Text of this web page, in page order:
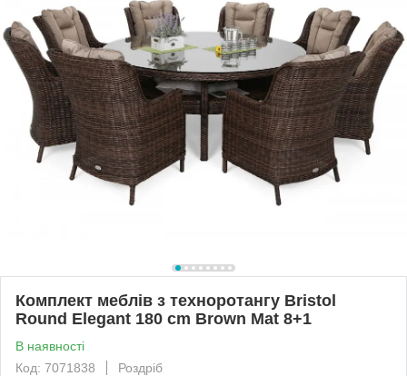
Комплект меблів з техноротангу Bristol
Round Elegant 180 cm Brown Mat 8+1
В наявності
Код: 7071838
Роздріб